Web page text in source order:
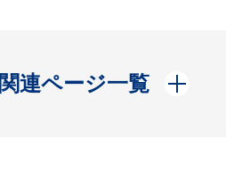
関連ページ一覧
開く